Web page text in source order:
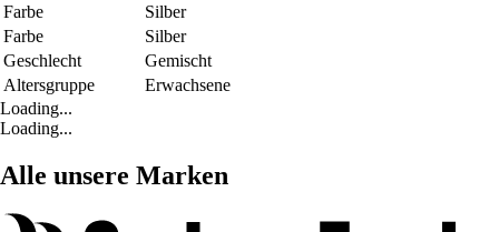
Farbe
Silber
Farbe
Silber
Geschlecht
Gemischt
Altersgruppe
Erwachsene
Loading...
Loading...
Alle unsere Marken